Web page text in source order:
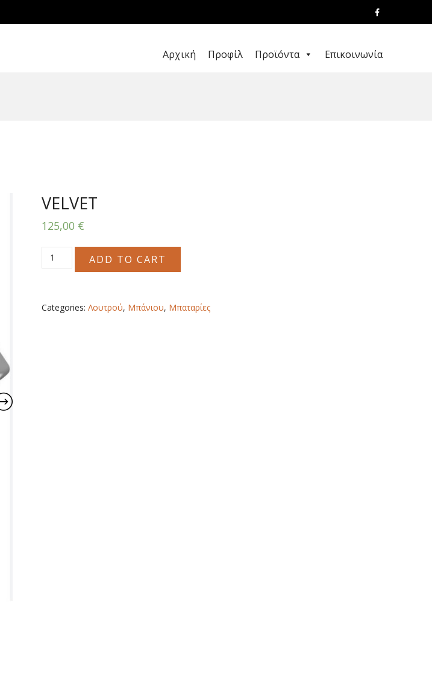
Αρχική Προφίλ Προϊόντα Επικοινωνία
VELVET
125,00 €
VELVET
quantity
ADD TO CART
Categories: Λουτρού, Μπάνιου, Μπαταρίες